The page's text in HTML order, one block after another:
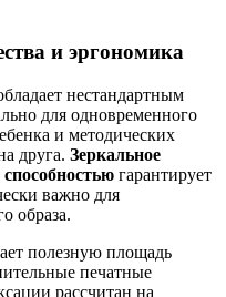
и эргономика
нестандартным
для одновременного
и методических
друга. Зеркальное
гарантирует
важно для
образа.
полезную площадь
печатные
рассчитан на